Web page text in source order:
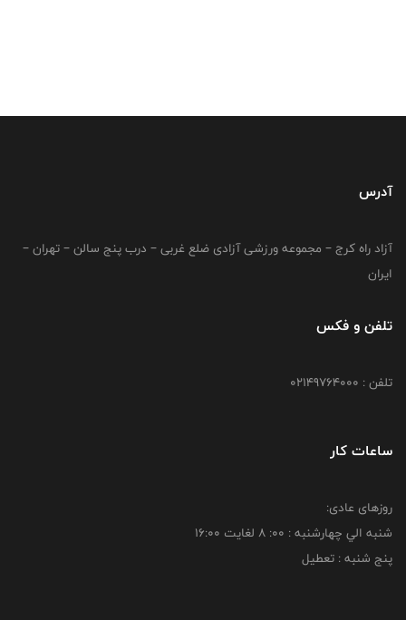
آدرس
آزاد راه کرج – مجموعه ورزشی آزادی ضلع غربی – درب پنج سالن – تهران –
ایران
تلفن و فکس
تلفن : 02149764000
ساعات کار
روزهای عادی:
شنبه الي چهارشنبه : 00: 8 لغايت 16:00
پنج شنبه : تعطیل